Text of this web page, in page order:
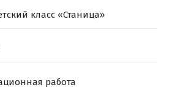
класс «Станица»
работа